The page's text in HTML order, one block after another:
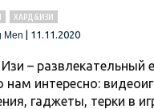
ХАРД&ИЗИ
Men
11.11.2020
–
нам интересно:
гаджеты, терки в